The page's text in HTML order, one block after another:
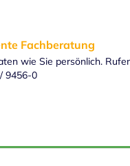
Fachberatung
wie Sie persönlich.
9456-0